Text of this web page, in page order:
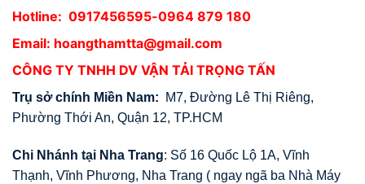
Hotline: 0917456595-0964 879 180
Email: hoangthamtta@gmail.com
CÔNG TY TNHH DV VẬN TẢI TRỌNG TẤN
Trụ sở chính Miền Nam:
M7, Đường Lê Thị Riêng,
Phường Thới An, Quận 12, TP.HCM
Chi Nhánh tại Nha Trang: Số 16 Quốc Lộ 1A, Vĩnh
Thạnh, Vĩnh Phương, Nha Trang ( ngay ngã ba Nhà Máy